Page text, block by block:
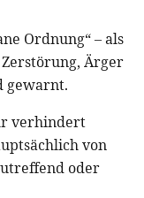
Ordnung“ – als
Ärger
gewarnt.
verhindert
von
oder